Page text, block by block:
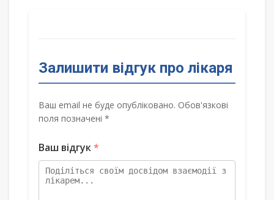
Залишити відгук про лікаря
Ваш email не буде опубліковано. Обов'язкові
поля позначені *
Ваш відгук*